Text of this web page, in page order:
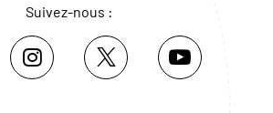
Suivez-nous :